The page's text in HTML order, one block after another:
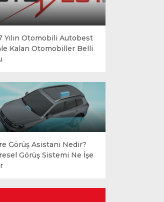
Yılın Otomobili Autobest
Kalan Otomobiller Belli
Görüş Asistanı Nedir?
Görüş Sistemi Ne İşe